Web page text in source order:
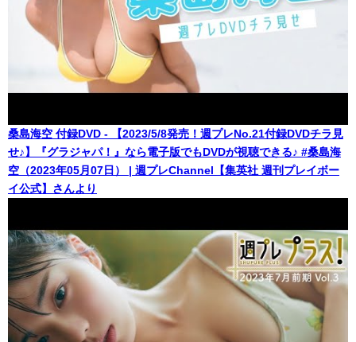
桑島海空 付録DVD - 【2023/5/8発売！週プレNo.21付録DVDチラ見
せ♪】『グラジャパ！』なら電子版でもDVDが視聴できる♪ #桑島海
空（2023年05月07日） | 週プレChannel【集英社 週刊プレイボー
イ公式】さんより